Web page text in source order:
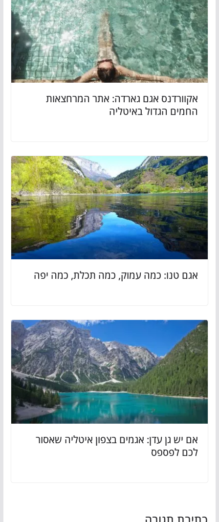
אקוורדנס אגם גארדה: אתר המרחצאות
החמים הגדול באיטליה
אגם טנו: כמה עמוק, כמה תכלת, כמה יפה
אם יש גן עדן: אגמים בצפון איטליה שאסור
לכם לפספס